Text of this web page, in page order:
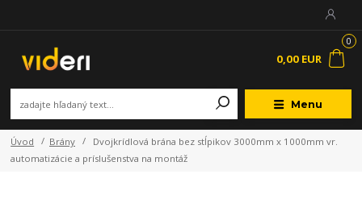
Menu
0
0,00 EUR
Úvod Brány
Dvojkrídlová brána bez stĺpikov 3000mm x 1000mm vr.
automatizácie a príslušenstva na montáž